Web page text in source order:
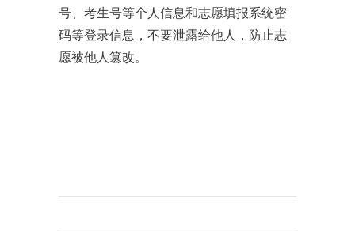
号、考生号等个人信息和志愿填报系统密
码等登录信息，不要泄露给他人，防止志
愿被他人篡改。